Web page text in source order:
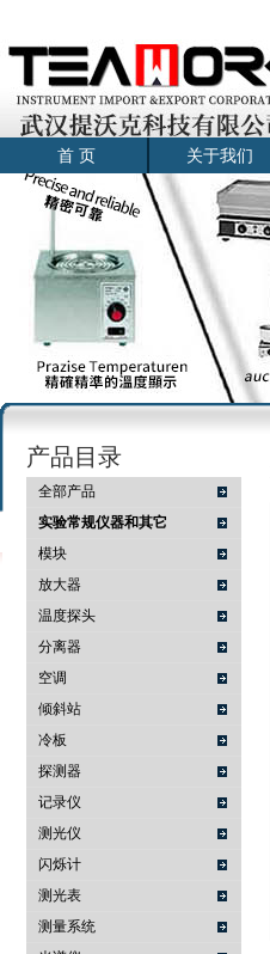
武汉提沃克科技有限公司
首 页 关于我们
产品目录
全部产品
实验常规仪器和其它
模块
放大器
温度探头
分离器
空调
倾斜站
冷板
探测器
记录仪
测光仪
闪烁计
测光表
测量系统